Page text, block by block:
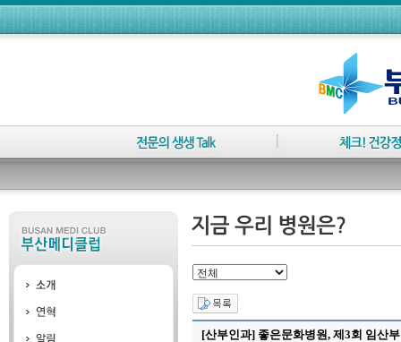
[산부인과] 좋은문화병원, 제3회 임산